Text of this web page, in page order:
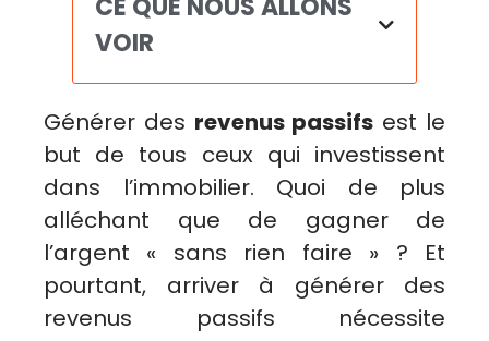
VOIR
Générer des revenus passifs est le
but de tous ceux qui investissent
dans l’immobilier. Quoi de plus
alléchant que de gagner de
l’argent « sans rien faire » ? Et
pourtant, arriver à générer des
revenus passifs nécessite